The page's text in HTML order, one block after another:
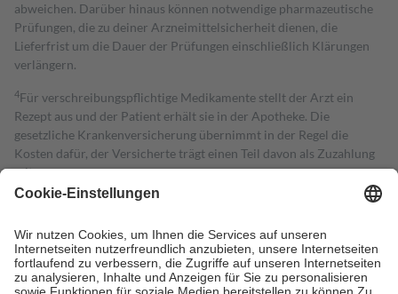
abweichen. Darüber hinaus können notwendige pharmazeutische
Prüfungen, die zu deiner Arzneimittelsicherheit dienen, die
Lieferfrist um die Dauer der Prüfungen einschließlich Klärungen
verlängern.
4Für verschreibungspflichtige Medikamente stellt der Arzt ein
Rezept aus und der Patient erhält sie in der Apotheke. Die
gesetzliche Krankenversicherung übernimmt in der Regel die
Kosten dafür, der Versicherte trägt einen Teil davon als Zuzahlung
mit.
Grundsätzlich leisten Mitglieder Zuzahlungen in Höhe von zehn
höchstens zehn Euro.
Es sind jedoch nie mehr als die tatsächlichen
Kosten der Leistung zu entrichten.
Diese Regeln gelten grundsätzlich auch für Online-Apotheken.
Bei Heilmitteln und häuslicher Krankenpflege beträgt die